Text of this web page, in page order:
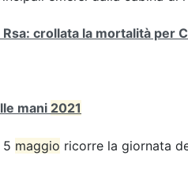
Rsa: crollata la mortalità per
mani 2021
5 maggio ricorre la giornata